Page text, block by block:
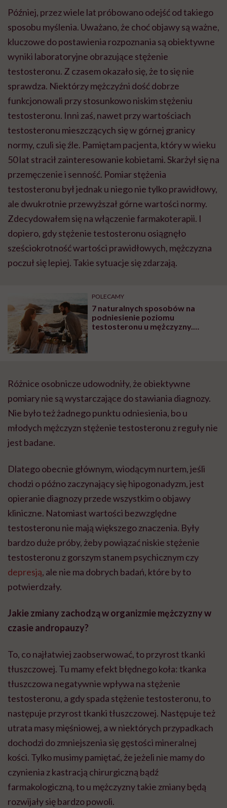
Później, przez wiele lat próbowano odejść od takiego
sposobu myślenia. Uważano, że choć objawy są ważne,
kluczowe do postawienia rozpoznania są obiektywne
wyniki laboratoryjne obrazujące stężenie
testosteronu. Z czasem okazało się, że to się nie
sprawdza. Niektórzy mężczyźni dość dobrze
funkcjonowali przy stosunkowo niskim stężeniu
testosteronu. Inni zaś, nawet przy wartościach
testosteronu mieszczących się w górnej granicy
normy, czuli się źle. Pamiętam pacjenta, który w wieku
50 lat stracił zainteresowanie kobietami. Skarżył się na
przemęczenie i senność. Pomiar stężenia
testosteronu był jednak u niego nie tylko prawidłowy,
ale dwukrotnie przewyższał górne wartości normy.
Zdecydowałem się na włączenie farmakoterapii. I
dopiero, gdy stężenie testosteronu osiągnęło
sześciokrotność wartości prawidłowych, mężczyzna
poczuł się lepiej. Takie sytuacje się zdarzają.
POLECAMY
7 naturalnych sposobów na
podniesienie poziomu
testosteronu u mężczyzny.
Różnice osobnicze udowodniły, że obiektywne
pomiary nie są wystarczające do stawiania diagnozy.
Nie było też żadnego punktu odniesienia, bo u
młodych mężczyzn stężenie testosteronu z reguły nie
jest badane.
Dlatego obecnie głównym, wiodącym nurtem, jeśli
chodzi o późno zaczynający się hipogonadyzm, jest
opieranie diagnozy przede wszystkim o objawy
kliniczne. Natomiast wartości bezwzględne
testosteronu nie mają większego znaczenia. Były
bardzo duże próby, żeby powiązać niskie stężenie
testosteronu z gorszym stanem psychicznym czy
depresją, ale nie ma dobrych badań, które by to
potwierdzały.
Jakie zmiany zachodzą w organizmie mężczyzny w
czasie andropauzy?
To, co najłatwiej zaobserwować, to przyrost tkanki
tłuszczowej. Tu mamy efekt błędnego koła: tkanka
tłuszczowa negatywnie wpływa na stężenie
testosteronu, a gdy spada stężenie testosteronu, to
następuje przyrost tkanki tłuszczowej. Następuje też
utrata masy mięśniowej, a w niektórych przypadkach
dochodzi do zmniejszenia się gęstości mineralnej
kości. Tylko musimy pamiętać, że jeżeli nie mamy do
czynienia z kastracją chirurgiczną bądź
farmakologiczną, to u mężczyzny takie zmiany będą
rozwijały się bardzo powoli.